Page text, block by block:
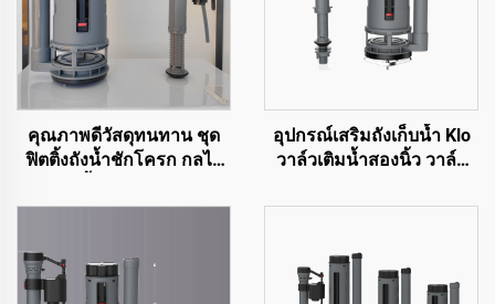
คุณภาพดีวัสดุทนทาน ชุด
ฟิตติ้งถังน้ำชักโครก กลไก
WC
อุปกรณ์เสริมถังเก็บน้ำ Klo
วาล์วเติมน้ำสองนิ้ว วาล์ว
ผลิต